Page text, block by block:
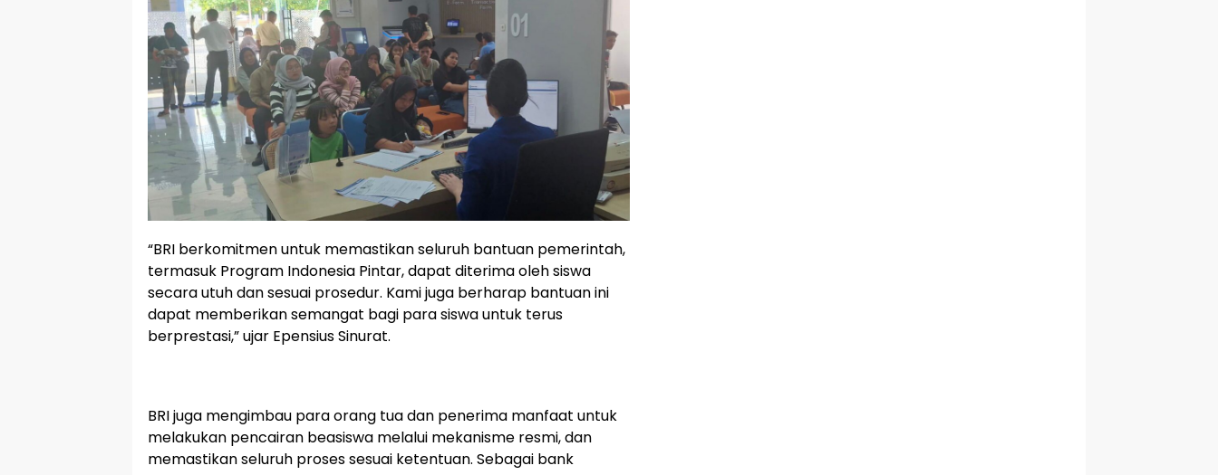
“BRI berkomitmen untuk memastikan seluruh bantuan pemerintah,
termasuk Program Indonesia Pintar, dapat diterima oleh siswa
secara utuh dan sesuai prosedur. Kami juga berharap bantuan ini
dapat memberikan semangat bagi para siswa untuk terus
berprestasi,” ujar Epensius Sinurat.
BRI juga mengimbau para orang tua dan penerima manfaat untuk
melakukan pencairan beasiswa melalui mekanisme resmi, dan
memastikan seluruh proses sesuai ketentuan. Sebagai bank